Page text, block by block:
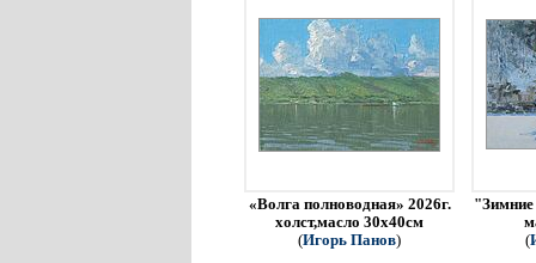
«Волга полноводная» 2026г.
холст,масло 30х40см
(Игорь Панов)
"Зимние
(